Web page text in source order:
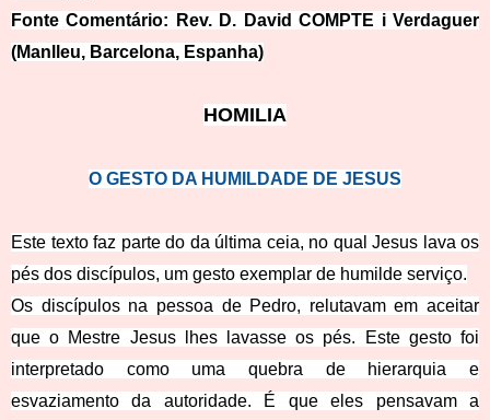
Fonte Comentário: Rev. D. David COMPTE i Verdaguer
(Manll eu, Barcelona, Espanha)
HOMILIA
O GESTO DA HUMILDADE DE JESUS
Este texto faz parte do da última ceia, no qual Jesus lava os
pés dos discípulos, um gesto exemplar de humilde serviço.
Os discípulos na pessoa de Pedro, relutavam em aceitar
que o Mestre Jesus lhes lavasse os pés. Este gesto foi
interpretado como uma quebra de hierarquia e
esvaziamento da autoridade. É que eles pensavam a